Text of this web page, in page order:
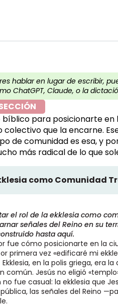
hablar en lugar de escribir,
ChatGPT, Claude, o la
bíblico para posicionarte
colectivo que la encarne.
de comunidad es esa, y
más radical de lo que
como Comunidad
el rol de la ekklesia como
señales del Reino en su
hasta aquí.
fue cómo posicionarte en la
primera vez «edificaré mi
en la polis griega, era
común. Jesús no eligió
fue casual: la ekklesia que
las señales del Reino